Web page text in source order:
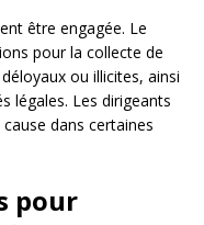
être engagée. Le
pour la collecte de
ou illicites, ainsi
légales. Les dirigeants
dans certaines
pour